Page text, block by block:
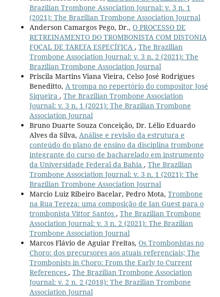
Brazilian Trombone Association Journal: v. 3 n. 1
(2021): The Brazilian Trombone Association Journal
Anderson Camargos Pego, Dr., O PROCESSO DE
RETREINAMENTO DO TROMBONISTA COM DISTONIA
FOCAL DE TAREFA ESPECÍFICA , The Brazilian
Trombone Association Journal: v. 3 n. 2 (2021): The
Brazilian Trombone Association Journal
Priscila Martins Viana Vieira, Celso José Rodrigues
Beneditto, A trompa no repertório do compositor José
Siqueira , The Brazilian Trombone Association
Journal: v. 3 n. 1 (2021): The Brazilian Trombone
Association Journal
Bruno Duarte Souza Conceição, Dr. Lélio Eduardo
Alves da Silva, Análise e revisão da estrutura e
conteúdo do plano de ensino da disciplina trombone
integrante do curso de bacharelado em instrumento
da Universidade Federal da Bahia , The Brazilian
Trombone Association Journal: v. 3 n. 1 (2021): The
Brazilian Trombone Association Journal
Marcio Luiz Ribeiro Bacelar, Pedro Mota, Trombone
na Rua Tereza: uma composição de Ian Guest para o
trombonista Vittor Santos , The Brazilian Trombone
Association Journal: v. 3 n. 2 (2021): The Brazilian
Trombone Association Journal
Marcos Flávio de Aguiar Freitas, Os Trombonistas no
Choro: dos precursores aos atuais referenciais; The
Trombonists in Choro: From the Early to Current
References , The Brazilian Trombone Association
Journal: v. 2 n. 2 (2018): The Brazilian Trombone
Association Journal